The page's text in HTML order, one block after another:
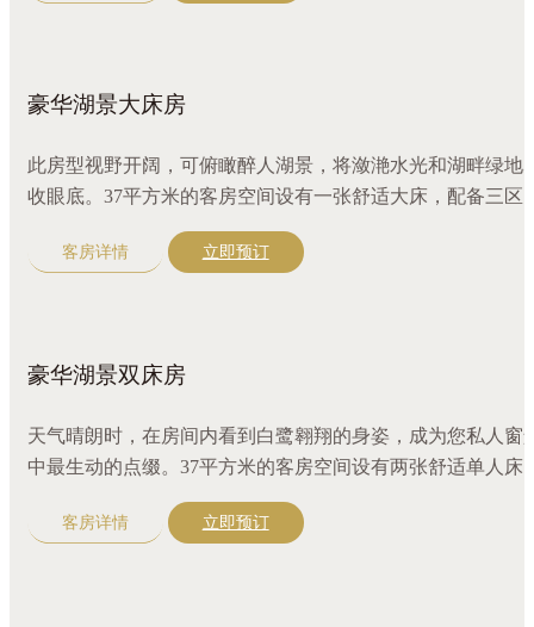
豪华湖景大床房
此房型视野开阔，可俯瞰醉人湖景，将潋滟水光和湖畔绿地
收眼底。37平方米的客房空间设有一张舒适大床，配备三区
离盥洗室，满足住客同时使用。原木色装修和完备设施让整
房间更显奢华舒适。
客房详情 立即预订
豪华湖景双床房
天气晴朗时，在房间内看到白鹭翱翔的身姿，成为您私人窗
中最生动的点缀。37平方米的客房空间设有两张舒适单人床
配备三区分离盥洗室，满足住客同时使用。原木色装修和完
设施让整个房间更显奢华舒适。
客房详情 立即预订